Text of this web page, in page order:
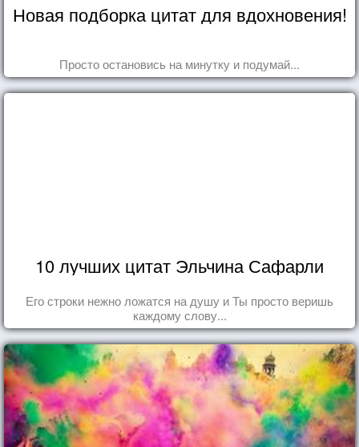
Новая подборка цитат для вдохновения!
Просто остановись на минутку и подумай...
10 лучших цитат Эльчина Сафарли
Его строки нежно ложатся на душу и Ты просто веришь
каждому слову...